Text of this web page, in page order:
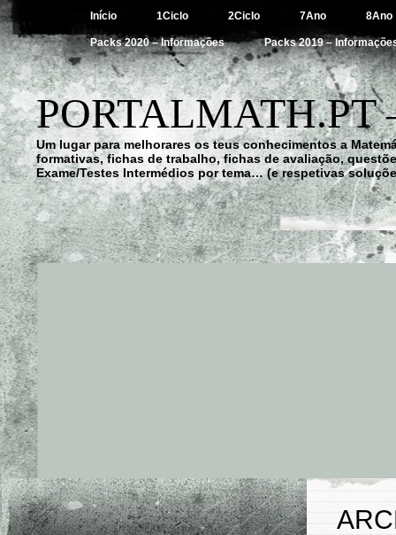
Início 1Ciclo 2Ciclo 7Ano 8Ano
Packs 2020 – Informações Packs 2019 –
Um lugar para melhorares os teus conhecimentos a
formativas, fichas de trabalho, fichas de avaliação,
Exame/Testes Intermédios por tema… (e respetivas